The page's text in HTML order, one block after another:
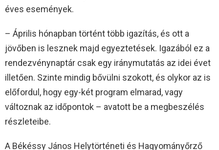
éves események.
– Április hónapban történt több igazítás, és ott a
jövőben is lesznek majd egyeztetések. Igazából ez a
rendezvénynaptár csak egy iránymutatás az idei évet
illetően. Szinte mindig bővülni szokott, és olykor az is
előfordul, hogy egy-két program elmarad, vagy
változnak az időpontok – avatott be a megbeszélés
részleteibe.
A Békéssy János Helytörténeti és Hagyományőrző